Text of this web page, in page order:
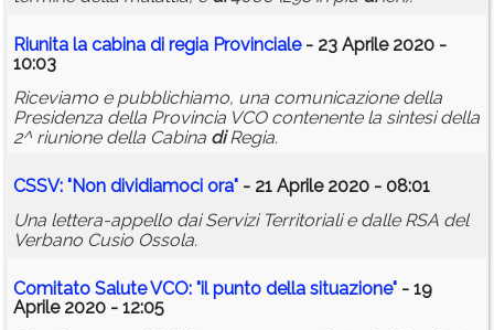
Riunita la cabina di regia Provinciale- 23 Aprile 2020 -
10:03
Riceviamo e pubblichiamo, una comunicazione della
Presidenza della Provincia VCO contenente la sintesi della
2^ riunione della Cabina diRegia.
CSSV: "Non dividiamoci ora" - 21 Aprile 2020 - 08:01
Una lettera-appello dai Servizi Territoriali e dalle RSA del
Verbano Cusio Ossola.
Comitato Salute VCO: "il punto della situazione" - 19
Aprile 2020 - 12:05